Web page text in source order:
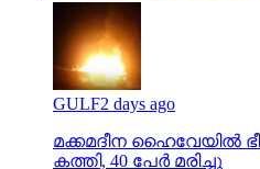
GULF2 days ago
മക്കമദീന ഹൈവേയില്‍
കത്തി, 40 പേര്‍ മരിച്ചു